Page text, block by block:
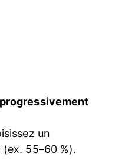
progressivement
un
(ex. 55–60 %).